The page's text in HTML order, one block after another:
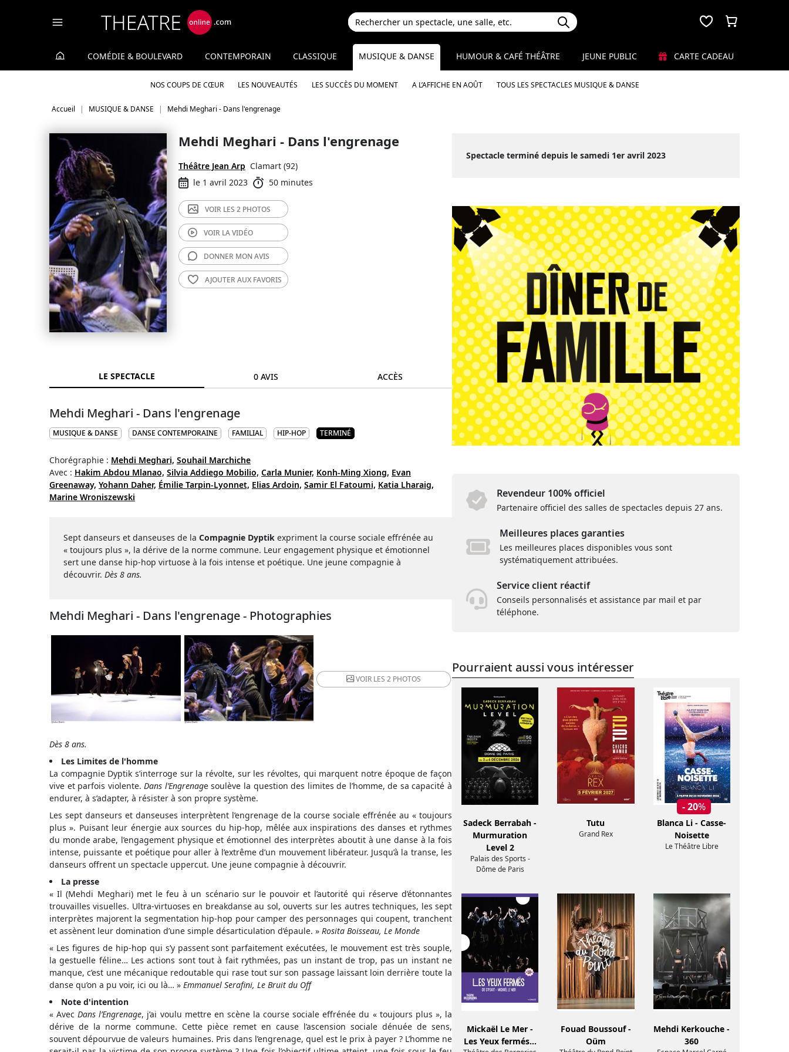
COMÉDIE & BOULEVARD CONTEMPORAIN CLASSIQUE MUSIQUE & DANSE
NOS COUPS DE CŒUR LES NOUVEAUTÉS LES SUCCÈS DU MOMENT A L’AFFICHE EN AOÛT TOUS LES SPECTACLES MUSIQUE & DANSE
HUMOUR & CAFÉ THÉÂTRE JEUNE PUBLIC CARTE CADEAU
Accueil MUSIQUE & DANSE Mehdi Meghari - Dans l'engrenage
Mehdi Meghari - Dans l'engrenage
Théâtre Jean Arp Clamart (92)
le 1 avril 2023
50 minutes
VOIR LES 2 PHOTOS
VOIR LAVIDÉO
DONNER MON AVIS
AJOUTER AUX FAVORIS
LE SPECTACLE 0 AVIS ACCÈS
Mehdi Meghari - Dans l'engrenage
MUSIQUE & DANSE DANSE CONTEMPORAINE FAMILIAL HIP-HOP TERMINÉ
Chorégraphie : Mehdi Meghari, Souhail Marchiche
Avec : Hakim Abdou Mlanao, Silvia Addiego Mobilio, Carla Munier, Konh-Ming Xiong, Evan
Greenaway, Yohann Daher, Émilie Tarpin-Lyonnet, Elias Ardoin, Samir El Fatoumi, Katia Lharaig,
Marine Wroniszewski
Sept danseurs et danseuses de la Compagnie Dyptik expriment la course sociale effrénée au
« toujours plus », la dérive de la norme commune. Leur engagement physique et émotionnel
sert une danse hip-hop virtuose à la fois intense et poétique. Une jeune compagnie à
découvrir. Dès 8 ans.
Mehdi Meghari - Dans l'engrenage - Photographies
VOIR LES2 PHOTOS
Dès 8 ans.
Les Limites de l'homme
La compagnie Dyptik s’interroge sur la révolte, sur les révoltes, qui marquent notre époque de façon
vive et parfois violente.Dans l’Engrenage soulève la question des limites de l’homme, de sa capacité à
endurer, à s’adapter, à résister à son propre système.
Les sept danseurs et danseuses interprètent l’engrenage de la course sociale effrénée au « toujours
plus ». Puisant leur énergie aux sources du hip-hop, mêlée aux inspirations des danses et rythmes
du monde arabe, l’engagement physique et émotionnel des interprètes aboutit à une danse à la fois
intense, puissante et poétique pour aller à l’extrême d’un mouvement libérateur. Jusqu’à la transe, les
danseurs offrent un spectacle uppercut. Une jeune compagnie à découvrir.
La presse
« Il (Mehdi Meghari) met le feu à un scénario sur le pouvoir et l’autorité qui réserve d’étonnantes
trouvailles visuelles. Ultra-virtuoses en breakdanse au sol, ouverts sur les autres techniques, les sept
interprètes majorent la segmentation hip-hop pour camper des personnages qui coupent, tranchent
et assènent leur domination d’une simple désarticulation d’épaule. » Rosita Boisseau, Le Monde
« Les figures de hip-hop qui s’y passent sont parfaitement exécutées, le mouvement est très souple,
la gestuelle féline… Les actions sont tout à fait rythmées, pas un instant de trop, pas un instant ne
manque, c’est une mécanique redoutable qui rase tout sur son passage laissant loin derrière toute la
danse qu’on a pu voir, ici ou là… » Emmanuel Serafini, Le Bruit du Off
Note d'intention
« AvecDans l’Engrenage, j’ai voulu mettre en scène la course sociale effrénée du « toujours plus », la
dérive de la norme commune. Cette pièce remet en cause l’ascension sociale dénuée de sens,
souvent dépourvue de valeurs humaines. Pris dans l’engrenage, quel est le prix à payer ? L’homme ne
Spectacle terminé depuis le samedi 1er avril 2023
Revendeur 100% officiel
Partenaire officiel des salles de spectacles depuis 27 ans.
Meilleures places garanties
Les meilleures places disponibles vous sont
systématiquement attribuées.
Service client réactif
Conseils personnalisés et assistance par mail et par
téléphone.
Pourraient aussi vous intéresser
Sadeck Berrabah -
Murmuration
Level 2
Palais des Sports -
Dôme de Paris
Tutu
Grand Rex
- 20%
Blanca Li - Casse-
Noisette
Le Théâtre Libre
Mickaël Le Mer -
Les Yeux fermés…
Fouad Boussouf -
Oüm
Mehdi Kerkouche -
360